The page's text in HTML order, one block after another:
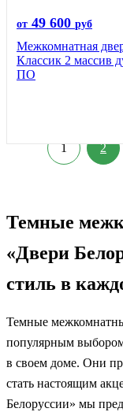
от 49 600 руб
Межкомнатная
Классик 2 массив
ПО
1 2
Темные
«Двери
стиль в
Темные
популярным выбором
в своем доме. Они
стать настоящим
Белоруссии» мы